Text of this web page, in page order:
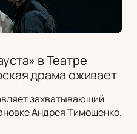
в Театре
драма оживает
захватывающий
Андрея Тимошенко.